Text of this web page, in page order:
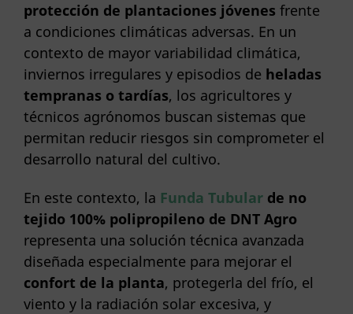
protección de plantaciones jóvenes frente
a condiciones climáticas adversas. En un
contexto de mayor variabilidad climática,
inviernos irregulares y episodios de heladas
tempranas o tardías, los agricultores y
técnicos agrónomos buscan sistemas que
permitan reducir riesgos sin comprometer el
desarrollo natural del cultivo.
En este contexto, la Funda Tubular de no
tejido 100% polipropileno de DNT Agro
representa una solución técnica avanzada
diseñada especialmente para mejorar el
confort de la planta, protegerla del frío, el
viento y la radiación solar excesiva, y